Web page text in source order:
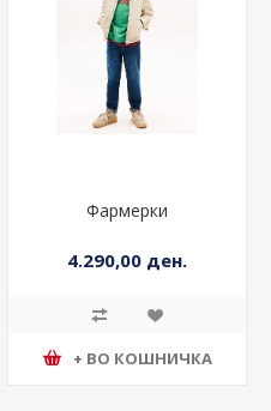
Фармерки
4.290,00 ден.
+ ВО КОШНИЧКА